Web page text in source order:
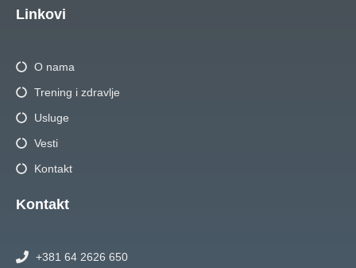
Linkovi
O nama
Trening i zdravlje
Usluge
Vesti
Kontakt
Kontakt
+381 64 2626 650